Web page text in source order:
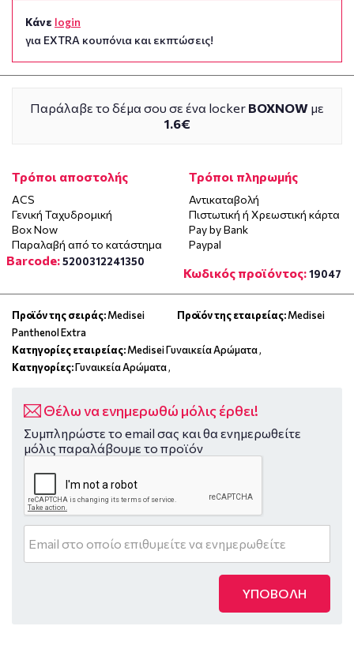
Κάνε login
για EXTRA κουπόνια και εκπτώσεις!
Παράλαβε το δέμα σου σε ένα locker BOXNOW με
1.6€
Τρόποι αποστολής
ACS
Γενική Ταχυδρομική
Box Now
Παραλαβή από το κατάστημα
Τρόποι πληρωμής
Αντικαταβολή
Πιστωτική ή Χρεωστική κάρτα
Pay by Bank
Paypal
Barcode:5200312241350
Κωδικός προϊόντος:19047
Προϊόν της σειράς:Medisei
Panthenol Extra
Προϊόν της εταιρείας:Medisei
Κατηγορίες εταιρείας:Medisei Γυναικεία Αρώματα,
Κατηγορίες:Γυναικεία Αρώματα,
Θέλω να ενημερωθώ μόλις έρθει!
Συμπληρώστε το email σας και θα ενημερωθείτε
μόλις παραλάβουμε το προϊόν
ΥΠΟΒΟΛΗ